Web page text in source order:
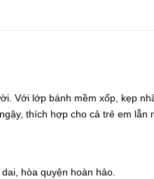
Với lớp bánh mềm xốp, kẹp
thích hợp cho cả trẻ em lẫn
hòa quyện hoàn hảo.